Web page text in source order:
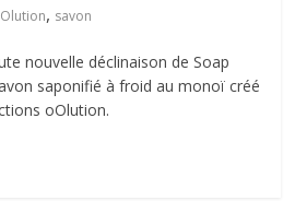
, savon
nouvelle déclinaison de Soap
saponifié à froid au monoï créé
oOlution.